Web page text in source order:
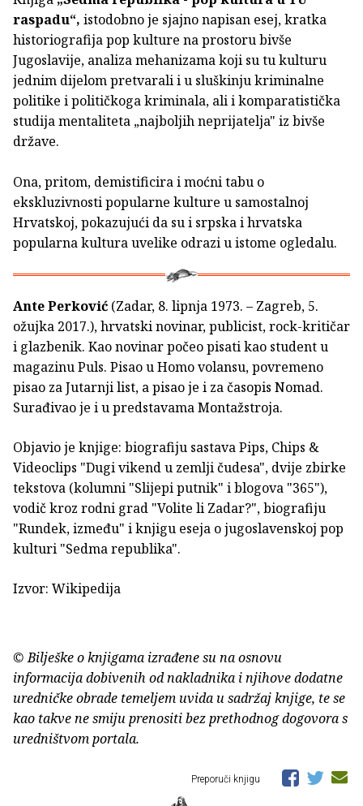
raspadu“, istodobno je sjajno napisan esej, kratka
historiografija pop kulture na prostoru bivše
Jugoslavije, analiza mehanizama koji su tu kulturu
jednim dijelom pretvarali i u sluškinju kriminalne
politike i političkoga kriminala, ali i komparatistička
studija mentaliteta „najboljih neprijatelja" iz bivše
države.
Ona, pritom, demistificira i moćni tabu o
ekskluzivnosti popularne kulture u samostalnoj
Hrvatskoj, pokazujući da su i srpska i hrvatska
popularna kultura uvelike odrazi u istome ogledalu.
Ante Perković (Zadar, 8. lipnja 1973. – Zagreb, 5.
ožujka 2017.), hrvatski novinar, publicist, rock-kritičar
i glazbenik. Kao novinar počeo pisati kao student u
magazinu Puls. Pisao u Homo volansu, povremeno
pisao za Jutarnji list, a pisao je i za časopis Nomad.
Surađivao je i u predstavama Montažstroja.
Objavio je knjige: biografiju sastava Pips, Chips &
Videoclips "Dugi vikend u zemlji čudesa", dvije zbirke
tekstova (kolumni "Slijepi putnik" i blogova "365"),
vodič kroz rodni grad "Volite li Zadar?", biografiju
"Rundek, između" i knjigu eseja o jugoslavenskoj pop
kulturi "Sedma republika".
Izvor: Wikipedija
© Bilješke o knjigama izrađene su na osnovu
informacija dobivenih od nakladnika i njihove dodatne
uredničke obrade temeljem uvida u sadržaj knjige, te se
kao takve ne smiju prenositi bez prethodnog dogovora s
uredništvom portala.
Preporuči knjigu